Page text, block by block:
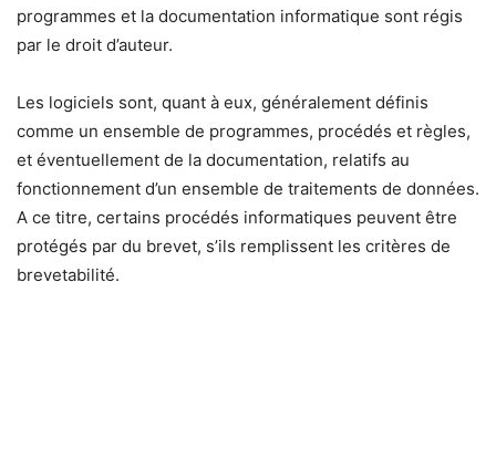
programmes et la documentation informatique sont régis
par le droit d’auteur.
Les logiciels sont, quant à eux, généralement définis
comme un ensemble de programmes, procédés et règles,
et éventuellement de la documentation, relatifs au
fonctionnement d’un ensemble de traitements de données.
A ce titre, certains procédés informatiques peuvent être
protégés par du brevet, s’ils remplissent les critères de
brevetabilité.